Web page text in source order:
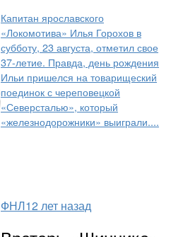
Капитан ярославского
«Локомотива» Илья Горохов в
субботу, 23 августа, отметил свое
37-летие. Правда, день рождения
Ильи пришелся на товарищеский
поединок с череповецкой
«Северсталью», который
«железнодорожники» выиграли....
ФНЛ12 лет назад